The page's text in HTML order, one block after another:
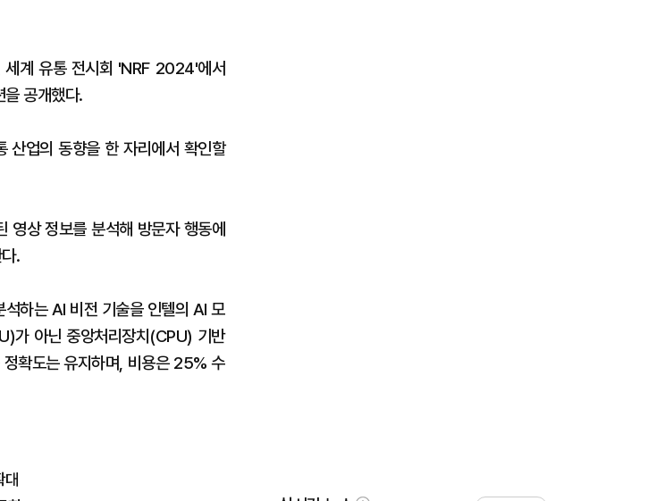
계 유통 전시회 'NRF 2024'에서
공개했다.
산업의 동향을 한 자리에서 확인할
영상 정보를 분석해 방문자 행동에
.
석하는 AI 비전 기술을 인텔의 AI 모
가 아닌 중앙처리장치(CPU) 기반
확도는 유지하며, 비용은 25% 수
대